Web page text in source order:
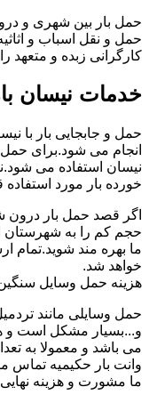
حمل بار بین شهری و
حمل و نقل اسباب و
کارگرانی زبده و متعهد
خدمات نیسان
حمل و جابجایی بار با
نیسان استفاده می
خورده بار مورد
اگر قصد حمل بار درون
حجم کم را به شهرستان
ما بهره مند شوید.تمام
خواهد شد.
هزینه حمل وسایل
حمل وسایلی مانند
و...بسیار مشکل است و
می باشد و معمولا به
وانت بار حکیمیه تماس
ما مشورت و هزینه نهایی